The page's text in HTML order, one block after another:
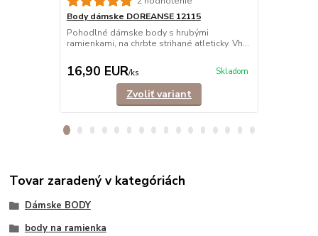
Body dámske DOREANSE 12115
Pohodlné dámske body s hrubými
ramienkami, na chrbte strihané atleticky. Vh...
16,90 EUR/ks Skladom
Zvoliť variant
Tovar zaradený v kategóriách
Dámske BODY
body na ramienka